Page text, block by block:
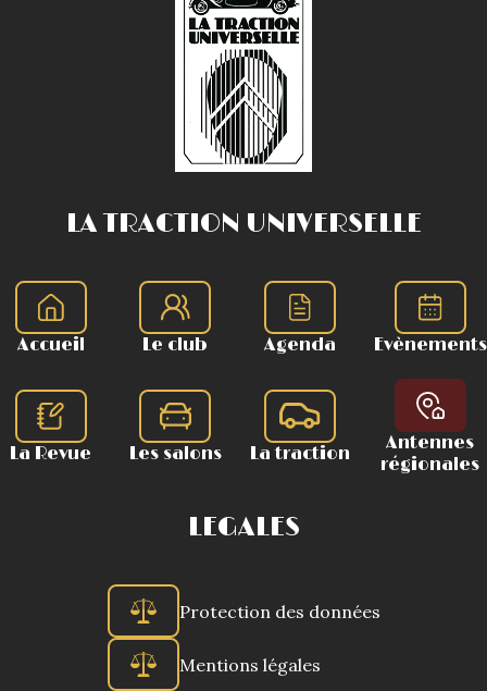
LA TRACTION UNIVERSELLE
Accueil Le club Agenda Evènements
La Revue Les salons La traction
Antennes
régionales
LEGALES
Protection des données
Mentions légales